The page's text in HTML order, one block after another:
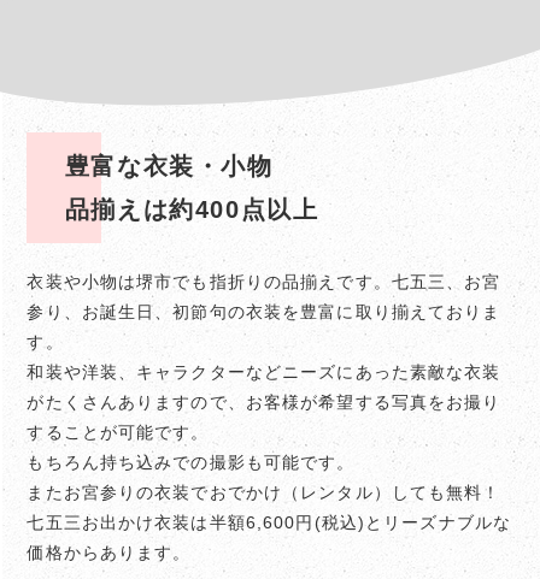
豊富な衣装・小物
品揃えは約400点以上
衣装や小物は堺市でも指折りの品揃えです。七五三、お宮
参り、お誕生日、初節句の衣装を豊富に取り揃えておりま
す。
和装や洋装、キャラクターなどニーズにあった素敵な衣装
がたくさんありますので、お客様が希望する写真をお撮り
することが可能です。
もちろん持ち込みでの撮影も可能です。
またお宮参りの衣装でおでかけ（レンタル）しても無料！
七五三お出かけ衣装は半額6,600円(税込)とリーズナブルな
価格からあります。